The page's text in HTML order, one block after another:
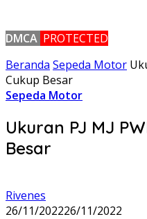
DMCA PROTECTED
Beranda Sepeda Motor
Cukup Besar
Sepeda Motor
Ukuran PJ MJ
Besar
Rivenes
26/11/202226/11/2022